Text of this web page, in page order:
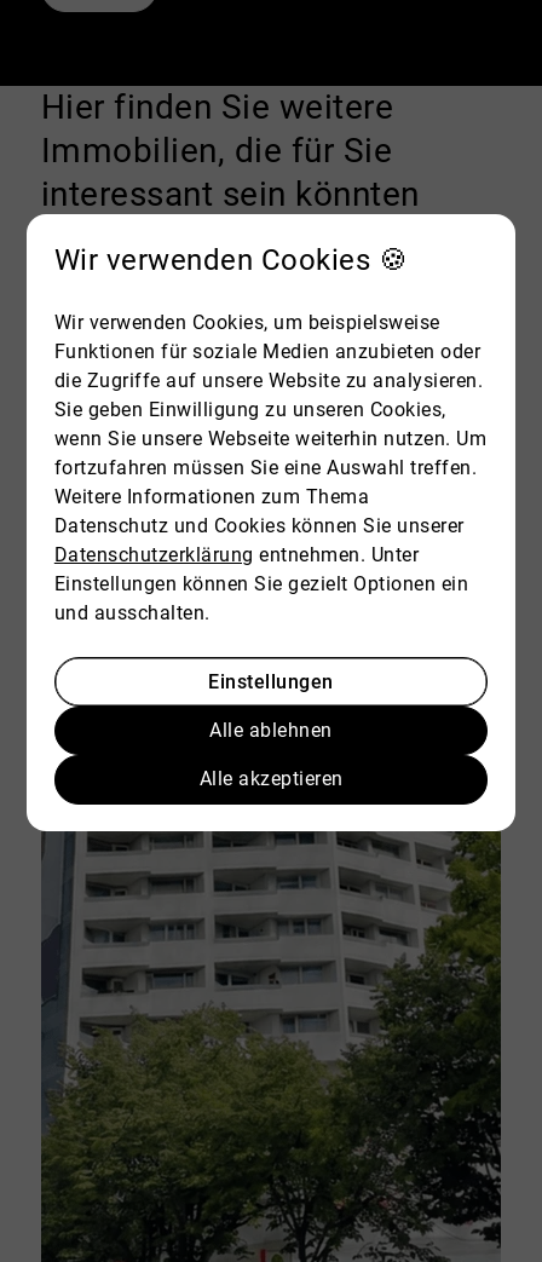
Hier finden Sie weitere
Immobilien, die für Sie
interessant sein könnten
Wir verwenden Cookies 🍪
Wir verwenden Cookies, um beispielsweise
Funktionen für soziale Medien anzubieten oder
die Zugriffe auf unsere Website zu analysieren.
Sie geben Einwilligung zu unseren Cookies,
wenn Sie unsere Webseite weiterhin nutzen. Um
fortzufahren müssen Sie eine Auswahl treffen.
Weitere Informationen zum Thema
Datenschutz und Cookies können Sie unserer
Datenschutzerklärung entnehmen. Unter
Einstellungen können Sie gezielt Optionen ein
und ausschalten.
Einstellungen
Alle ablehnen
Alle akzeptieren